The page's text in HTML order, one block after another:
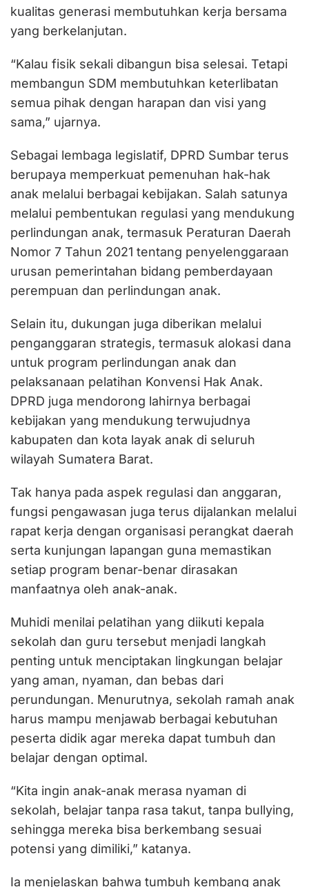
kualitas generasi membutuhkan kerja bersama
yang berkelanjutan.
“Kalau fisik sekali dibangun bisa selesai. Tetapi
membangun SDM membutuhkan keterlibatan
semua pihak dengan harapan dan visi yang
sama,” ujarnya.
Sebagai lembaga legislatif, DPRD Sumbar terus
berupaya memperkuat pemenuhan hak-hak
anak melalui berbagai kebijakan. Salah satunya
melalui pembentukan regulasi yang mendukung
perlindungan anak, termasuk Peraturan Daerah
Nomor 7 Tahun 2021 tentang penyelenggaraan
urusan pemerintahan bidang pemberdayaan
perempuan dan perlindungan anak.
Selain itu, dukungan juga diberikan melalui
penganggaran strategis, termasuk alokasi dana
untuk program perlindungan anak dan
pelaksanaan pelatihan Konvensi Hak Anak.
DPRD juga mendorong lahirnya berbagai
kebijakan yang mendukung terwujudnya
kabupaten dan kota layak anak di seluruh
wilayah Sumatera Barat.
Tak hanya pada aspek regulasi dan anggaran,
fungsi pengawasan juga terus dijalankan melalui
rapat kerja dengan organisasi perangkat daerah
serta kunjungan lapangan guna memastikan
setiap program benar-benar dirasakan
manfaatnya oleh anak-anak.
Muhidi menilai pelatihan yang diikuti kepala
sekolah dan guru tersebut menjadi langkah
penting untuk menciptakan lingkungan belajar
yang aman, nyaman, dan bebas dari
perundungan. Menurutnya, sekolah ramah anak
harus mampu menjawab berbagai kebutuhan
peserta didik agar mereka dapat tumbuh dan
belajar dengan optimal.
“Kita ingin anak-anak merasa nyaman di
sekolah, belajar tanpa rasa takut, tanpa bullying,
sehingga mereka bisa berkembang sesuai
potensi yang dimiliki,” katanya.
Ia menjelaskan bahwa tumbuh kembang anak